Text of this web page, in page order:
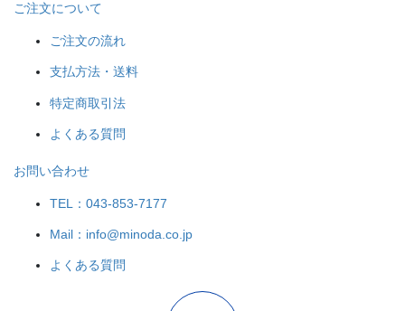
ご注文について
ご注文の流れ
支払方法・送料
特定商取引法
よくある質問
お問い合わせ
TEL：043-853-7177
Mail：info@minoda.co.jp
よくある質問